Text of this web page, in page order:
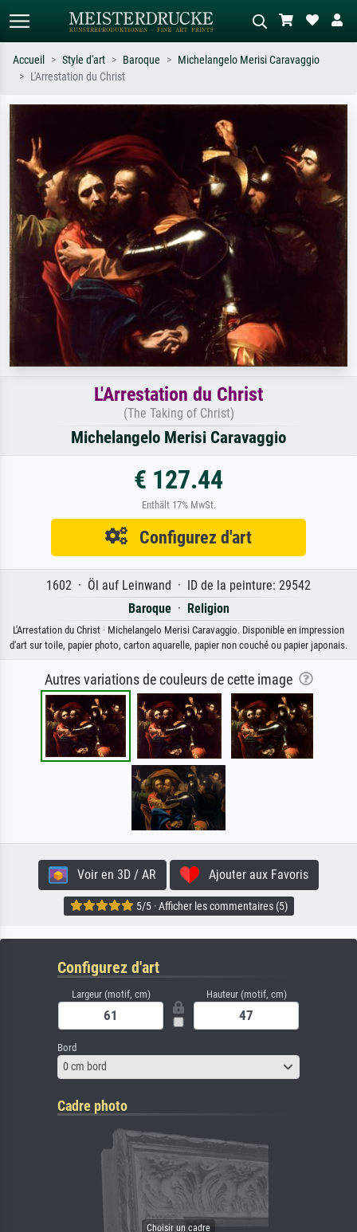
ex. Monet, Nuit étoilée,
impressionnisme, vague de Hokusai,
nu.
Décrivez la scène – ex. prairie verte,
abstrait avec beaucoup de rouge,
tableau sombre, nu debout près d'un
arbre.
Accueil Style d'art Baroque
Michelangelo Merisi Caravaggio
L'Arrestation du Christ
L'Arrestation du Christ
(The Taking of Christ)
Michelangelo Merisi Caravaggio
€ 127.44
Enthält 17% MwSt.
Configurez d'art
1602 · Öl auf Leinwand · ID de la peinture: 29542
Baroque· Religion
L'Arrestation du Christ · Michelangelo Merisi Caravaggio. Disponible en impression
d'art sur toile, papier photo, carton aquarelle, papier non couché ou papier japonais.
Autres variations de couleurs de cette image
Voir en 3D / AR Ajouter aux Favoris
5/5 · Afficher les commentaires (5)
Configurez d'art
Largeur (motif, cm) Hauteur (motif, cm)
Bord
0 cm bord
Cadre photo